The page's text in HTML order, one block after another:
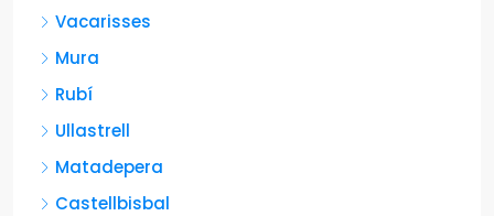
Vacarisses
Mura
Rubí
Ullastrell
Matadepera
Castellbisbal